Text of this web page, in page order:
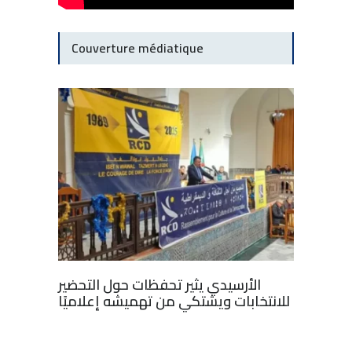
Couverture médiatique
الأرسيدي يثير تحفظات حول التحضير
للانتخابات ويشتكي من تهميشه إعلاميًا